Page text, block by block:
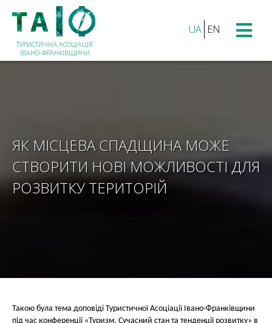
ТУРИСТИЧНА АСОЦІАЦІЯ
ІВАНО-ФРАНКІВЩИНИ
UA EN
ЯК МІСЦЕВА СПАДЩИНА МОЖЕ
СТВОРИТИ НОВІ МОЖЛИВОСТІ ДЛЯ
РОЗВИТКУ ТЕРИТОРІЙ
Такою була тема доповіді Туристичної Асоціації Івано-Франківщини
під час конференції «Туризм. Сучасний стан та тенденції розвитку» в